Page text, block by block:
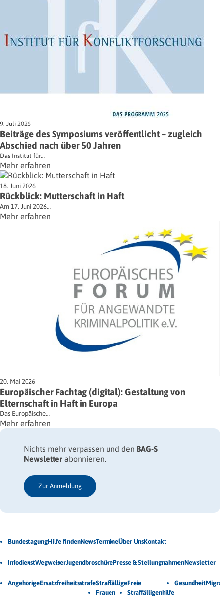
9. Juli 2026
Beiträge des Symposiums veröffentlicht – zugleich
Abschied nach über 50 Jahren
Das Institut für…
Mehr erfahren
18. Juni 2026
Rückblick: Mutterschaft in Haft
Am 17. Juni 2026…
Mehr erfahren
20. Mai 2026
Europäischer Fachtag (digital): Gestaltung von
Elternschaft in Haft in Europa
Das Europäische…
Mehr erfahren
Nichts mehr verpassen und den BAG-S
Newsletter abonnieren.
Zur Anmeldung
BundestagungHilfe findenNewsTermineÜber UnsKontakt
InfodienstWegweiserJugendbroschürePresse & StellungnahmenNewsletter
AngehörigeErsatzfreiheitsstrafeStraffällige
Frauen
Freie
Straffälligenhilfe
Gesundheit